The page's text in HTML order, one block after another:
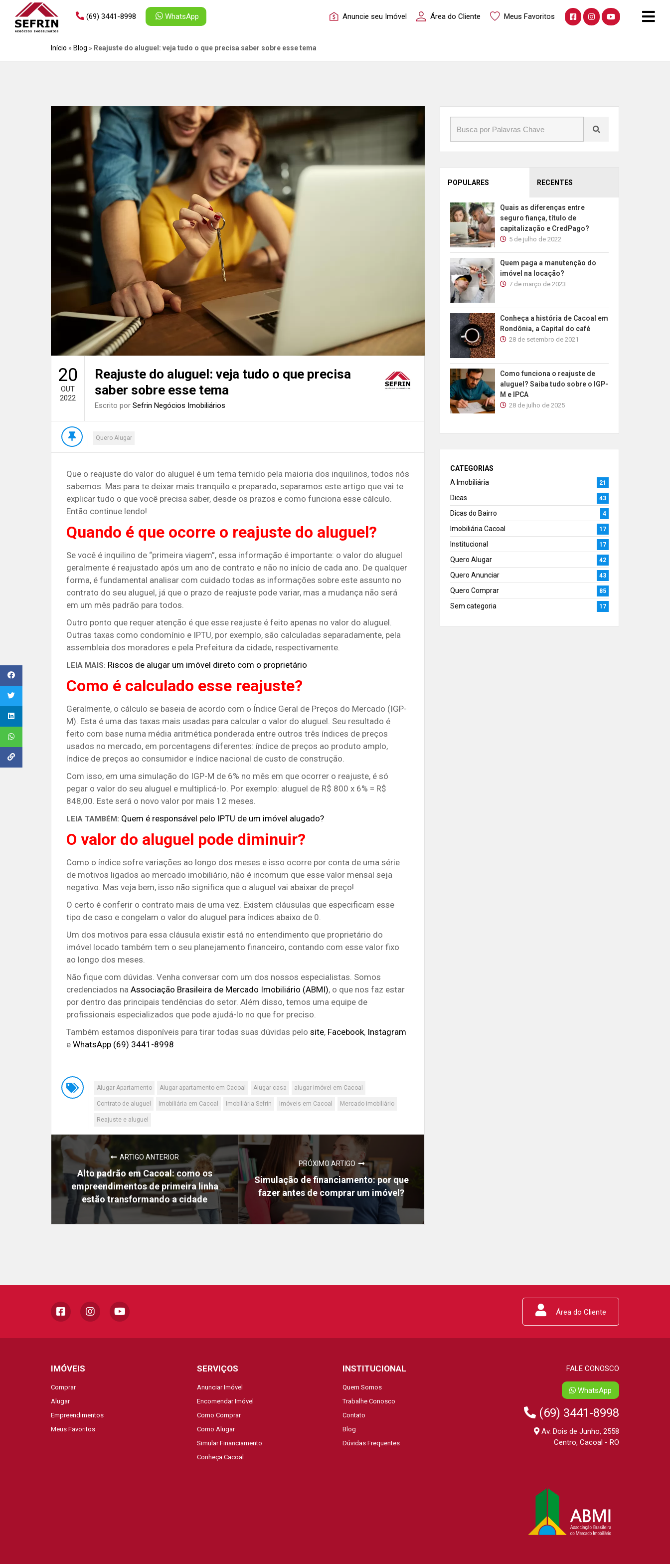
(69) 3441-8998 WhatsApp Anuncie seu Imóvel Área do Cliente Meus Favoritos
Início » Blog » Reajuste do aluguel: veja tudo o que precisa saber sobre esse tema
20
OUT
2022
Reajuste do aluguel: veja tudo o que precisa
saber sobre esse tema
Escrito por Sefrin Negócios Imobiliários
Quero Alugar
Que o reajuste do valor do aluguel é um tema temido pela maioria dos inquilinos, todos nós
sabemos. Mas para te deixar mais tranquilo e preparado, separamos este artigo que vai te
explicar tudo o que você precisa saber, desde os prazos e como funciona esse cálculo.
Então continue lendo!
Quando é que ocorre o reajuste do aluguel?
Se você é inquilino de “primeira viagem”, essa informação é importante: o valor do aluguel
geralmente é reajustado após um ano de contrato e não no início de cada ano. De qualquer
forma, é fundamental analisar com cuidado todas as informações sobre este assunto no
contrato do seu aluguel, já que o prazo de reajuste pode variar, mas a mudança não será
em um mês padrão para todos.
Outro ponto que requer atenção é que esse reajuste é feito apenas no valor do aluguel.
Outras taxas como condomínio e IPTU, por exemplo, são calculadas separadamente, pela
assembleia dos moradores e pela Prefeitura da cidade, respectivamente.
LEIA MAIS: Riscos de alugar um imóvel direto com o proprietário
Como é calculado esse reajuste?
Geralmente, o cálculo se baseia de acordo com o Índice Geral de Preços do Mercado (IGP-
M). Esta é uma das taxas mais usadas para calcular o valor do aluguel. Seu resultado é
feito com base numa média aritmética ponderada entre outros três índices de preços
usados no mercado, em porcentagens diferentes: índice de preços ao produto amplo,
índice de preços ao consumidor e índice nacional de custo de construção.
Com isso, em uma simulação do IGP-M de 6% no mês em que ocorrer o reajuste, é só
pegar o valor do seu aluguel e multiplicá-lo. Por exemplo: aluguel de R$ 800 x 6% = R$
848,00. Este será o novo valor por mais 12 meses.
LEIA TAMBÉM: Quem é responsável pelo IPTU de um imóvel alugado?
O valor do aluguel pode diminuir?
Como o índice sofre variações ao longo dos meses e isso ocorre por conta de uma série
de motivos ligados ao mercado imobiliário, não é incomum que esse valor mensal seja
negativo. Mas veja bem, isso não significa que o aluguel vai abaixar de preço!
O certo é conferir o contrato mais de uma vez. Existem cláusulas que especificam esse
tipo de caso e congelam o valor do aluguel para índices abaixo de 0.
Um dos motivos para essa cláusula existir está no entendimento que proprietário do
imóvel locado também tem o seu planejamento financeiro, contando com esse valor fixo
ao longo dos meses.
Não fique com dúvidas. Venha conversar com um dos nossos especialistas. Somos
credenciados na Associação Brasileira de Mercado Imobiliário (ABMI), o que nos faz estar
por dentro das principais tendências do setor. Além disso, temos uma equipe de
profissionais especializados que pode ajudá-lo no que for preciso.
Também estamos disponíveis para tirar todas suas dúvidas pelo site, Facebook, Instagram
e WhatsApp (69) 3441-8998
Alugar Apartamento Alugar apartamento em Cacoal Alugar casa alugar imóvel em Cacoal
Contrato de aluguel Imobiliária em Cacoal Imobiliária Sefrin Imóveis em Cacoal Mercado imobiliário
Reajuste e aluguel
ARTIGO ANTERIOR
Alto padrão em Cacoal: como os
empreendimentos de primeira linha
estão transformando a cidade
PRÓXIMO ARTIGO
Simulação de financiamento: por que
fazer antes de comprar um imóvel?
POPULARES RECENTES
Quais as diferenças entre
seguro fiança, título de
capitalização e CredPago?
5 de julho de 2022
Quem paga a manutenção do
imóvel na locação?
7 de março de 2023
Conheça a história de Cacoal em
Rondônia, a Capital do café
28 de setembro de 2021
Como funciona o reajuste de
aluguel? Saiba tudo sobre o IGP-
M e IPCA
28 de julho de 2025
CATEGORIAS
A Imobiliária
21
Dicas 43
Dicas do Bairro 4
Imobiliária Cacoal 17
Institucional 17
Quero Alugar 42
Quero Anunciar 43
Quero Comprar 85
Sem categoria 17
Área do Cliente
IMÓVEIS
Comprar
Alugar
Empreendimentos
Meus Favoritos
SERVIÇOS
Anunciar Imóvel
Encomendar Imóvel
Como Comprar
Como Alugar
Simular Financiamento
Conheça Cacoal
INSTITUCIONAL
Quem Somos
Trabalhe Conosco
Contato
Blog
Dúvidas Frequentes
FALE CONOSCO
WhatsApp
(69) 3441-8998
Av. Dois de Junho, 2558
Centro, Cacoal - RO